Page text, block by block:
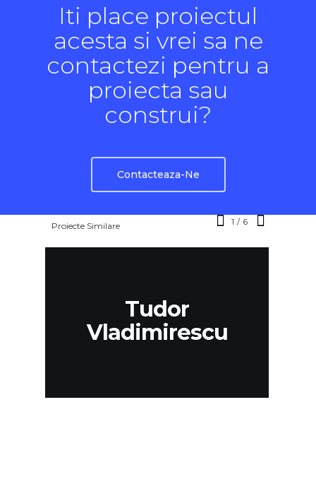
Iti place proiectul
acesta si vrei sa ne
contactezi pentru a
proiecta sau
construi?
Contacteaza-Ne
Proiecte Similare 1 / 6
Tudor
Vladimirescu